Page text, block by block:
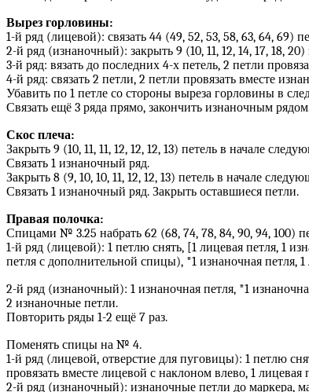
Вырез горловины:
1-й ряд (лицевой): связать 44 (49, 52, 53, 58, 63, 64, 69)
2-й ряд (изнаночный): закрыть 9 (10, 11, 12, 14, 17, 18,
3-й ряд: вязать до последних 4-х петель, 2 петли
4-й ряд: связать 2 петли, 2 петли провязать вместе
Убавить по 1 петле со стороны выреза горловины в
Связать ещё 3 ряда прямо, закончить изнаночным
Скос плеча:
Закрыть 9 (10, 11, 11, 12, 12, 12, 13) петель в начале
Связать 1 изнаночный ряд.
Закрыть 8 (9, 10, 10, 11, 12, 12, 13) петель в начале
Связать 1 изнаночный ряд. Закрыть оставшиеся петли.
Правая полочка:
Спицами № 3.25 набрать 62 (68, 74, 78, 84, 90, 94, 100)
1-й ряд (лицевой): 1 петлю снять, [1 лицевая петля, 1
петля с дополнительной спицы), *1 изнаночная петля,
2-й ряд (изнаночный): 1 изнаночная петля, *1
2 изнаночные петли.
Повторить ряды 1-2 ещё 7 раз.
Поменять спицы на № 4.
1-й ряд (лицевой, отверстие для пуговицы): 1 петлю
провязать вместе лицевой с наклоном влево, 1
2-й ряд (изнаночный): изнаночные петли до маркера,